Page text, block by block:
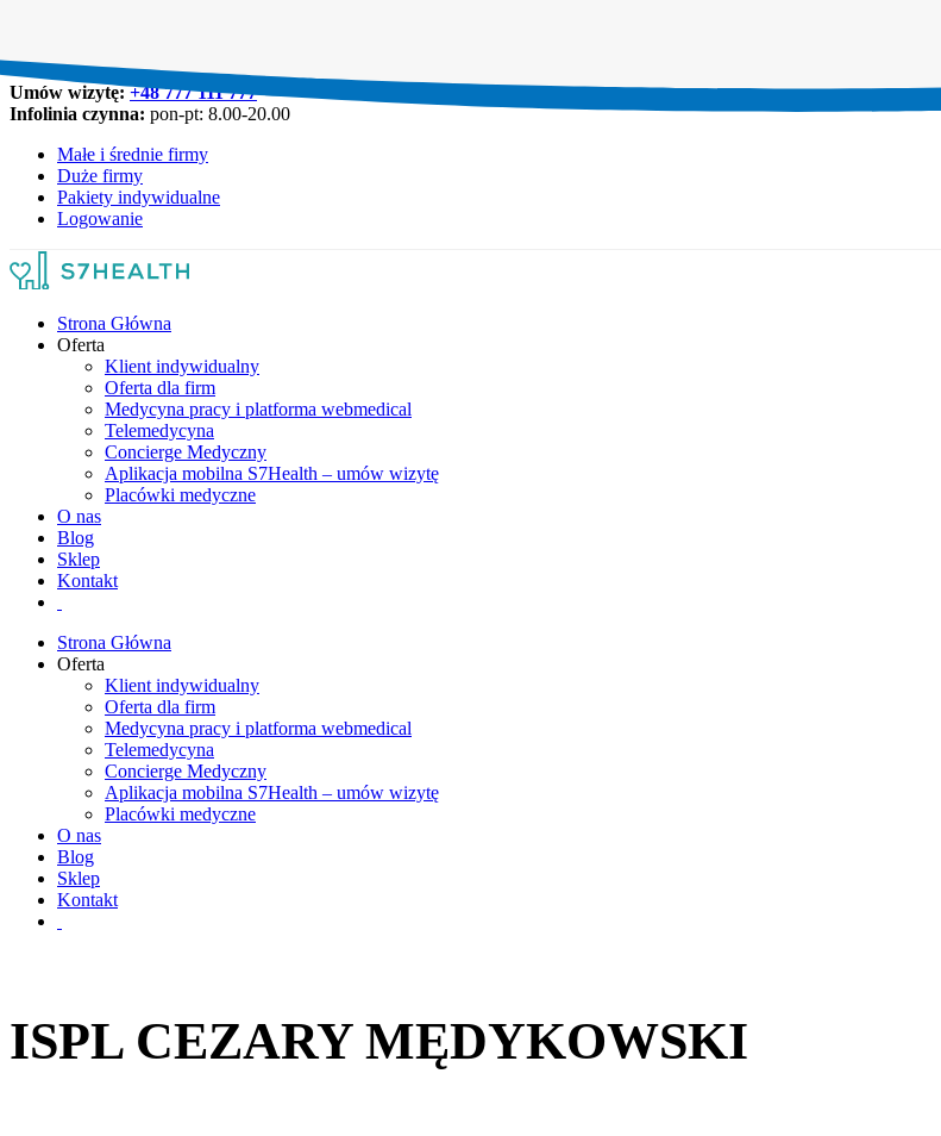
Umów wizytę:+48 777 111 777
Infolinia czynna: pon-pt: 8.00-20.00
Małe i średnie firmy
Duże firmy
Pakiety indywidualne
Logowanie
Strona Główna
Oferta
Klient indywidualny
Oferta dla firm
Medycyna pracy i platforma webmedical
Telemedycyna
Concierge Medyczny
Aplikacja mobilna S7Health – umów wizytę
Placówki medyczne
O nas
Blog
Sklep
Kontakt
Strona Główna
Oferta
Klient indywidualny
Oferta dla firm
Medycyna pracy i platforma webmedical
Telemedycyna
Concierge Medyczny
Aplikacja mobilna S7Health – umów wizytę
Placówki medyczne
O nas
Blog
Sklep
Kontakt
ISPL CEZARY MĘDYKOWSKI